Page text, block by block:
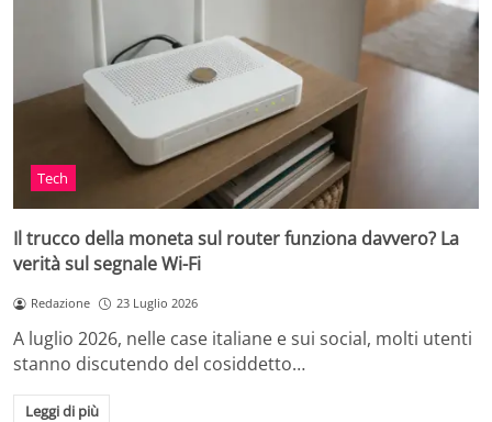
Tech
Il trucco della moneta sul router funziona davvero? La
verità sul segnale Wi-Fi
Redazione 23 Luglio 2026
A luglio 2026, nelle case italiane e sui social, molti utenti
stanno discutendo del cosiddetto…
Leggi di più